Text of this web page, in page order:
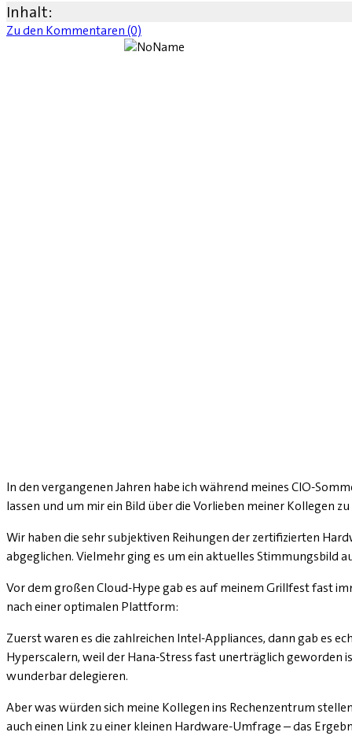
Inhalt:
Zu den Kommentaren (0)
In den vergangenen Jahren habe ich während meines CIO-
lassen und um mir ein Bild über die Vorlieben meiner Kollegen
Wir haben die sehr subjektiven Reihungen der zertifizierten
abgeglichen. Vielmehr ging es um ein aktuelles Stimmungsbild
Vor dem großen Cloud-Hype gab es auf meinem Grillfest fast
nach einer optimalen Plattform:
Zuerst waren es die zahlreichen Intel-Appliances, dann gab es
Hyperscalern, weil der Hana-­Stress fast unerträglich geworden
wunderbar delegieren.
Aber was würden sich meine Kollegen ins Rechenzentrum
auch einen Link zu einer kleinen Hardware-Umfrage – das